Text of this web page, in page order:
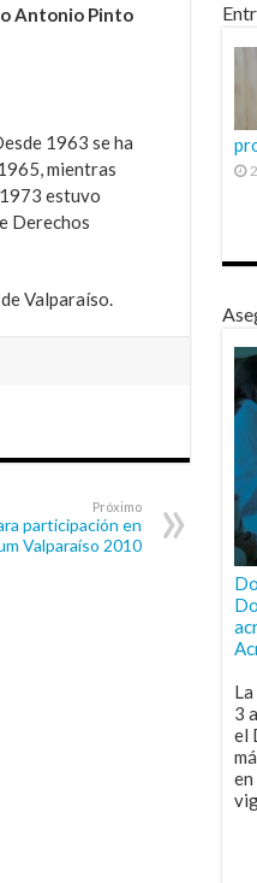
Antonio Pinto
1963 se ha
mientras
estuvo
Derechos
Valparaíso.
Próximo
participación en
Valparaíso 2010
3
el